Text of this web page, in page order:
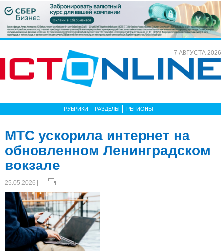
7 АВГУСТА 2026
РУБРИКИ РАЗДЕЛЫ РЕГИОНЫ
МТС ускорила интернет на
обновленном Ленинградском
вокзале
25.05.2026 |